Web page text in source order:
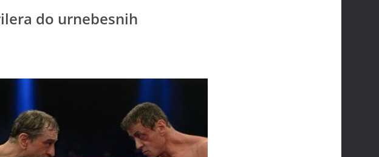
do urnebesnih